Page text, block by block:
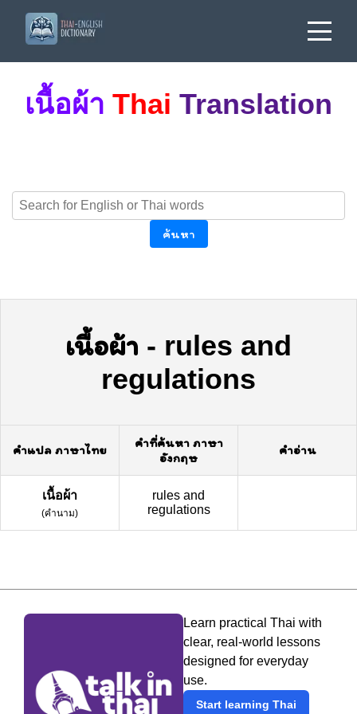
เนื้อผ้า Thai Translation
ค้นหา
เนื้อผ้า - rules and
regulations
คำแปล ภาษาไทย
คำที่ค้นหา ภาษา
อังกฤษ
คำอ่าน
เนื้อผ้า
(คำนาม)
rules and
regulations
Learn practical Thai with
clear, real-world lessons
designed for everyday
use.
Start learning Thai